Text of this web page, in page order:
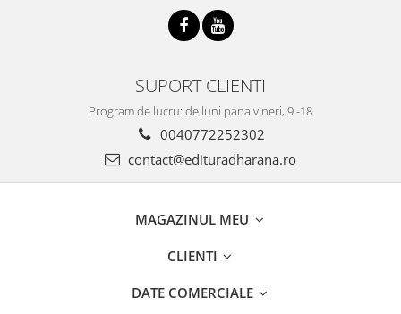
SUPORT CLIENTI
Program de lucru: de luni pana vineri, 9 -18
0040772252302
contact@edituradharana.ro
MAGAZINUL MEU
CLIENTI
DATE COMERCIALE